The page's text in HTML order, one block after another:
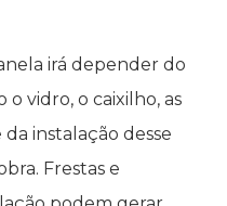
irá depender do
vidro, o caixilho, as
instalação desse
Frestas e